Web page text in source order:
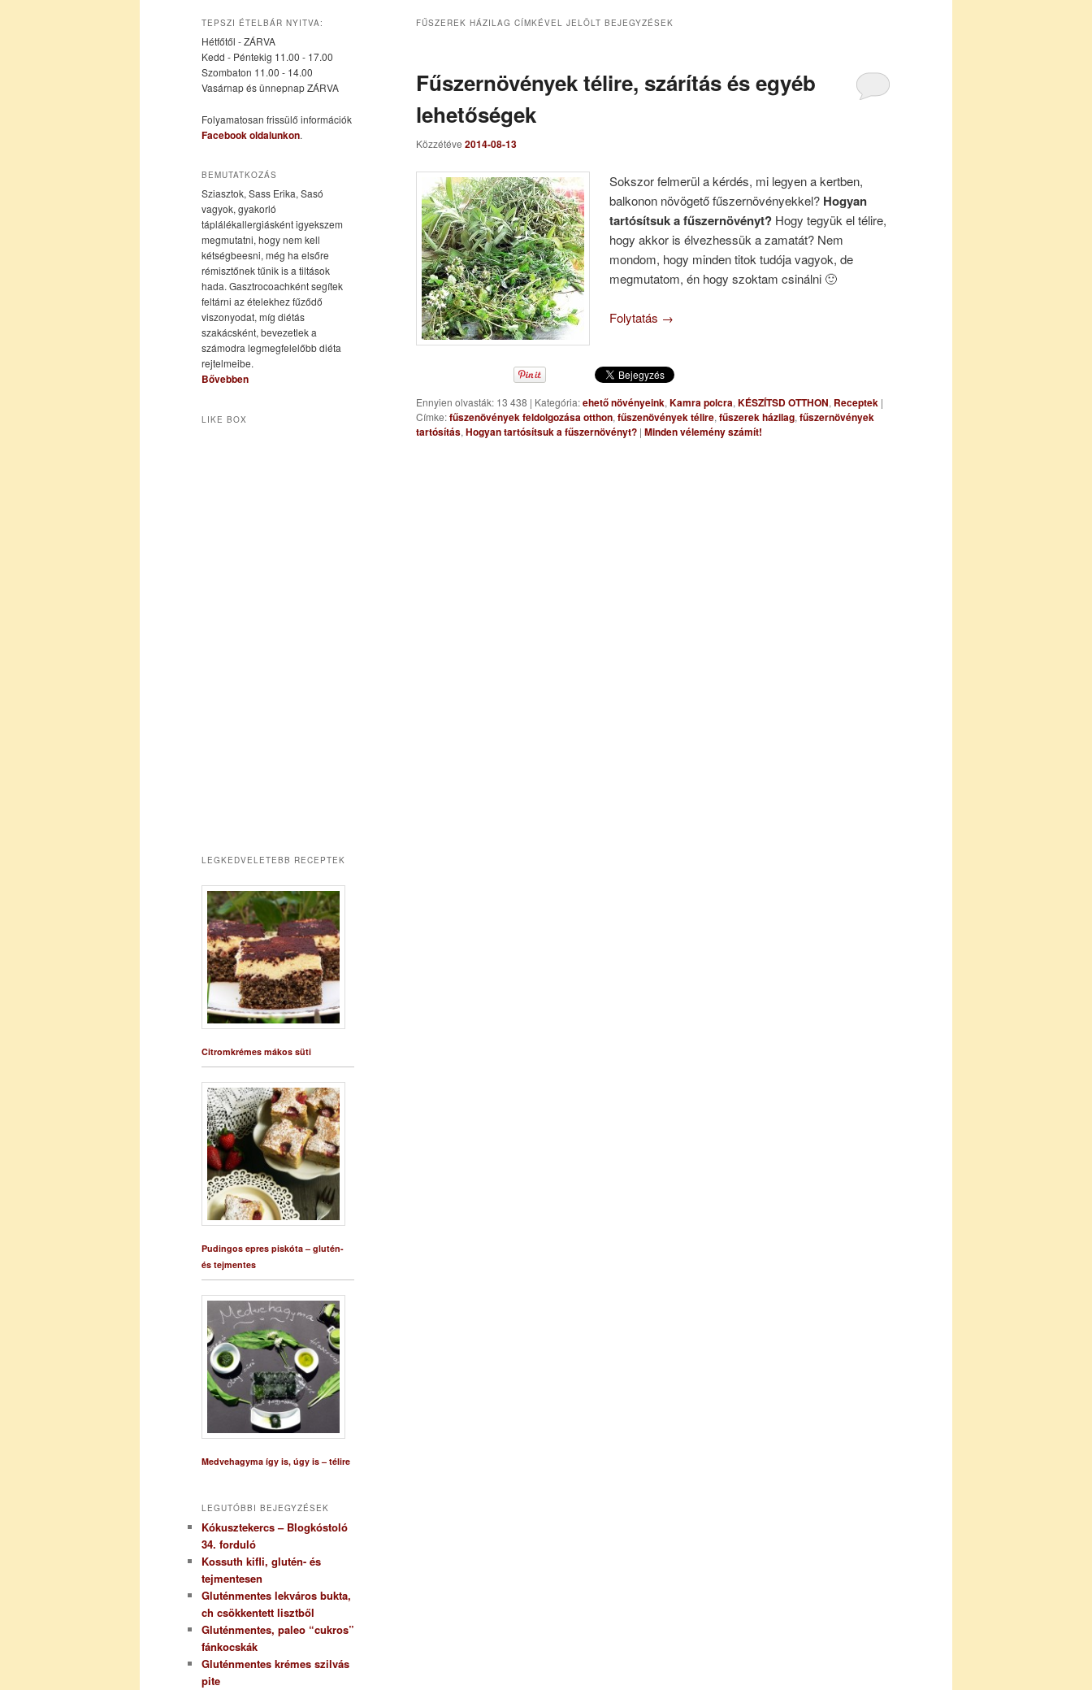
elsődleges
tartalomra
másodlagos
tartalomra
FŰSZEREK HÁZILAG CÍMKÉVEL JELÖLT BEJEGYZÉSEK
Fűszernövények télire, szárítás és egyéb
lehetőségek
Közzétéve 2014-08-13
Sokszor felmerül a kérdés, mi legyen a kertben,
balkonon növögető fűszernövényekkel? Hogyan
tartósítsuk a fűszernövényt? Hogy tegyük el télire,
hogy akkor is élvezhessük a zamatát? Nem
mondom, hogy minden titok tudója vagyok, de
megmutatom, én hogy szoktam csinálni 🙂
Folytatás →
Ennyien olvasták: 13 438 | Kategória:ehető növényeink, Kamra polcra, KÉSZÍTSD OTTHON, Receptek |
Címke:fűszenövények feldolgozása otthon, fűszenövények télire, fűszerek házilag, fűszernövények
tartósítás, Hogyan tartósítsuk a fűszernövényt? | Minden vélemény számít!
TEPSZI ÉTELBÁR NYITVA:
Hétfőtől - ZÁRVA
Kedd - Péntekig 11.00 - 17.00
Szombaton 11.00 - 14.00
Vasárnap és ünnepnap ZÁRVA
Folyamatosan frissülő információk
Facebook oldalunkon.
BEMUTATKOZÁS
Sziasztok, Sass Erika, Sasó
vagyok, gyakorló
táplálékallergiásként igyekszem
megmutatni, hogy nem kell
kétségbeesni, még ha elsőre
rémisztőnek tűnik is a tiltások
hada. Gasztrocoachként segítek
feltárni az ételekhez fűződő
viszonyodat, míg diétás
szakácsként, bevezetlek a
számodra legmegfelelőbb diéta
rejtelmeibe.
Bővebben
LIKE BOX
LEGKEDVELETEBB RECEPTEK
Citromkrémes mákos süti
Pudingos epres piskóta – glutén-
és tejmentes
Medvehagyma így is, úgy is – télire
LEGUTÓBBI BEJEGYZÉSEK
Kókusztekercs – Blogkóstoló
34. forduló
Kossuth kifli, glutén- és
tejmentesen
Gluténmentes lekváros bukta,
ch csökkentett lisztből
Gluténmentes, paleo “cukros”
fánkocskák
Gluténmentes krémes szilvás
pite